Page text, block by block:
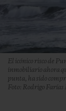
El icónico risco de
inmobiliario ahora
punta, ha sido
Foto: Rodrigo Farías